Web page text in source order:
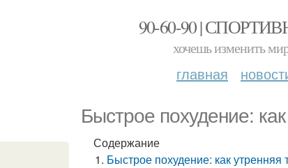
90-60-90 |
хочешь изменить
главная
Быстрое похудение:
Содержание
Быстрое похудение: как утренняя